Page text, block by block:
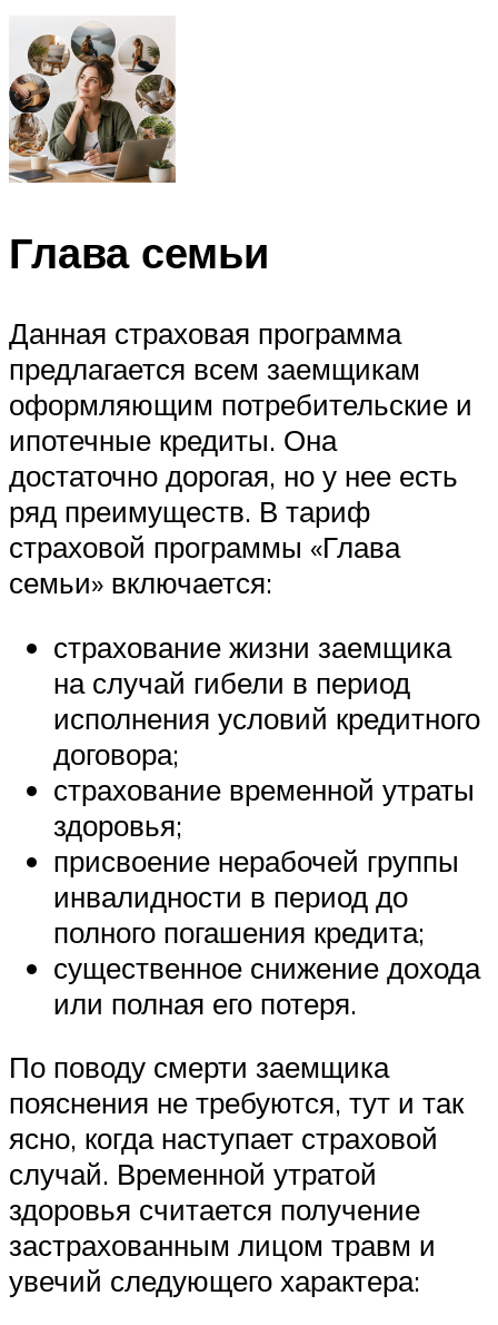
Глава семьи
Данная страховая программа
предлагается всем заемщикам
оформляющим потребительские и
ипотечные кредиты. Она
достаточно дорогая, но у нее есть
ряд преимуществ. В тариф
страховой программы «Глава
семьи» включается:
страхование жизни заемщика
на случай гибели в период
исполнения условий кредитного
договора;
страхование временной утраты
здоровья;
присвоение нерабочей группы
инвалидности в период до
полного погашения кредита;
существенное снижение дохода
или полная его потеря.
По поводу смерти заемщика
пояснения не требуются, тут и так
ясно, когда наступает страховой
случай. Временной утратой
здоровья считается получение
застрахованным лицом травм и
увечий следующего характера: